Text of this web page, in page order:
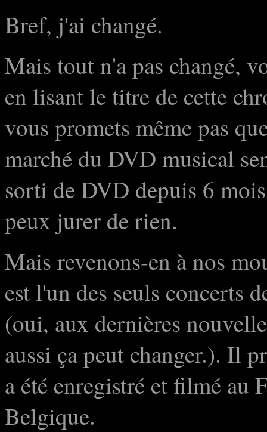
Bref, j'ai changé.
Mais tout n'a pas changé,
en lisant le titre de cette
vous promets même pas
marché du DVD musical
sorti de DVD depuis 6
peux jurer de rien.
Mais revenons-en à nos
est l'un des seuls concerts
(oui, aux dernières
aussi ça peut changer.). Il
a été enregistré et filmé au
Belgique.